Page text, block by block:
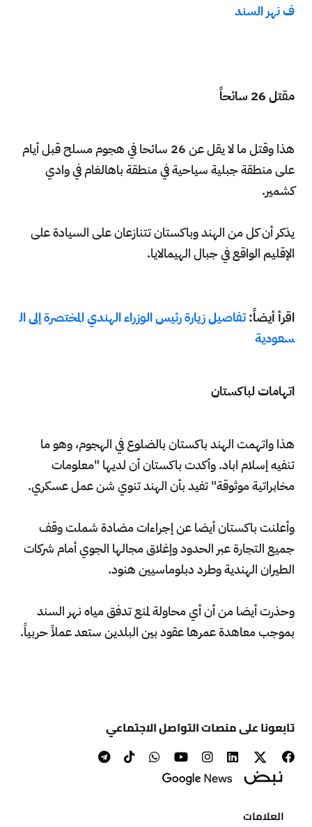
ف نهر السند
مقتل 26 سائحاً
هذا وقتل ما لا يقل عن 26 سائحا في هجوم مسلح قبل أيام
على منطقة جبلية سياحية في منطقة باهالغام في وادي
كشمير.
يذكر أن كل من الهند وباكستان تتنازعان على السيادة على
الإقليم الواقع في جبال الهيمالايا.
اقرأ أيضاً:تفاصيل زيارة رئيس الوزراء الهندي المختصرة إلى ال
سعودية
اتهامات لباكستان
هذا واتهمت الهند باكستان بالضلوع في الهجوم، وهو ما
تنفيه إسلام اباد. وأكدت باكستان أن لديها "معلومات
مخابراتية موثوقة" تفيد بأن الهند تنوي شن عمل عسكري.
وأعلنت باكستان أيضا عن إجراءات مضادة شملت وقف
جميع التجارة عبر الحدود وإغلاق مجالها الجوي أمام شركات
الطيران الهندية وطرد دبلوماسيين هنود.
وحذرت أيضا من أن أي محاولة لمنع تدفق مياه نهر السند
بموجب معاهدة عمرها عقود بين البلدين ستعد عملاً حربياً.
تابعونا على منصات التواصل الاجتماعي
العلامات